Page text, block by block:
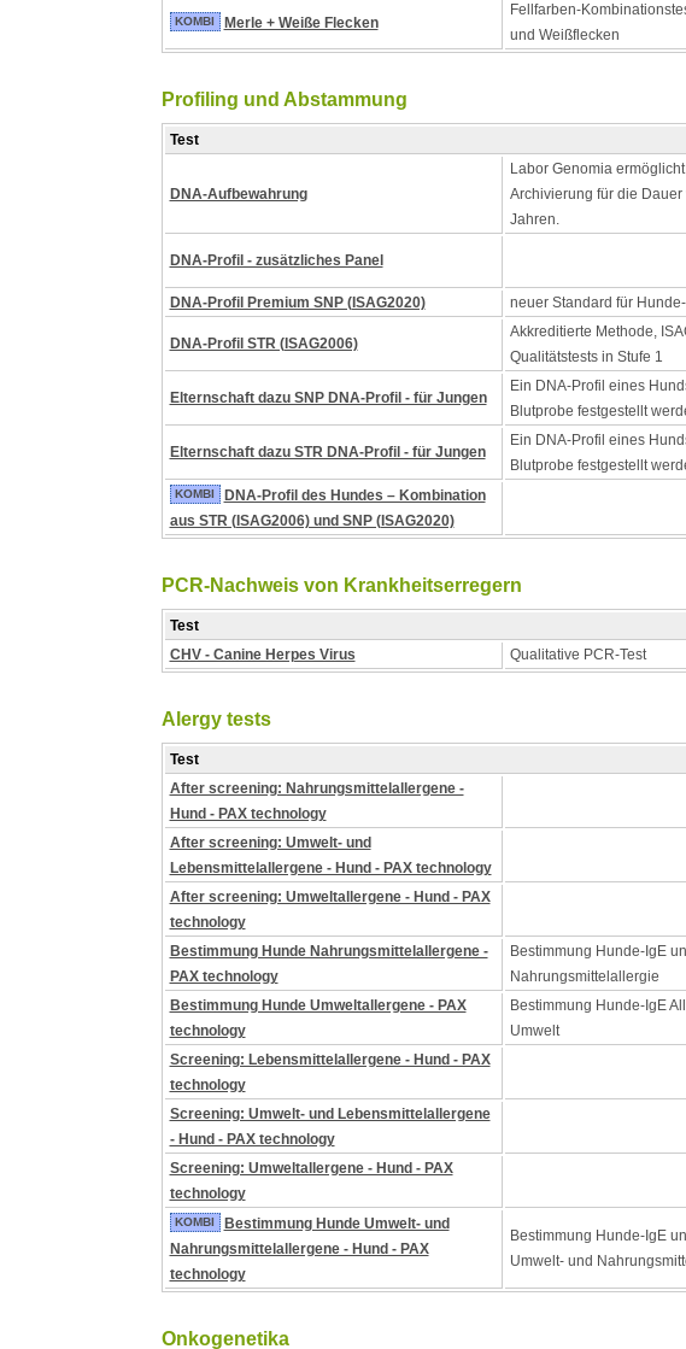
KOMBI Merle + Weiße Flecken
Fellfarben-
und Weißflecken
Profiling und Abstammung
Test
DNA-Aufbewahrung
Labor Genomia
Archivierung für die Dauer
Jahren.
DNA-Profil - zusätzliches Panel
DNA-Profil Premium SNP (ISAG2020)
neuer Standard für
DNA-Profil STR (ISAG2006)
Akkreditierte Methode,
Qualitätstests in Stufe 1
Elternschaft dazu SNP DNA-Profil - für Jungen
Ein DNA-Profil eines
Blutprobe festgestellt
Elternschaft dazu STR DNA-Profil - für Jungen
Ein DNA-Profil eines
Blutprobe festgestellt
KOMBI
DNA-Profil des Hundes – Kombination
aus STR (ISAG2006) und SNP (ISAG2020)
PCR-Nachweis von Krankheitserregern
Test
CHV - Canine Herpes Virus
Qualitative PCR-Test
Alergy tests
Test
After screening: Nahrungsmittelallergene -
Hund - PAX technology
After screening: Umwelt- und
Lebensmittelallergene - Hund - PAX technology
After screening: Umweltallergene - Hund - PAX
technology
Bestimmung Hunde Nahrungsmittelallergene -
PAX technology
Bestimmung Hunde-IgE
Nahrungsmittelallergie
Bestimmung Hunde Umweltallergene - PAX
technology
Bestimmung Hunde-IgE
Umwelt
Screening: Lebensmittelallergene - Hund - PAX
technology
Screening: Umwelt- und Lebensmittelallergene
- Hund - PAX technology
Screening: Umweltallergene - Hund - PAX
technology
KOMBI
Bestimmung Hunde Umwelt- und
Nahrungsmittelallergene - Hund - PAX
technology
Bestimmung Hunde-IgE
Umwelt- und
Onkogenetika